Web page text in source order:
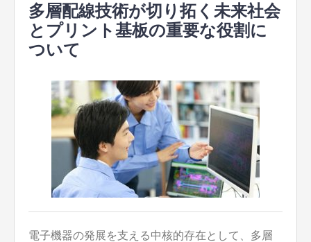
多層配線技術が切り拓く未来社会
とプリント基板の重要な役割に
ついて
電子機器の発展を支える中核的存在として、多層